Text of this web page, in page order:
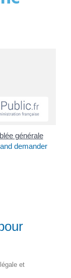
générale
demander
et